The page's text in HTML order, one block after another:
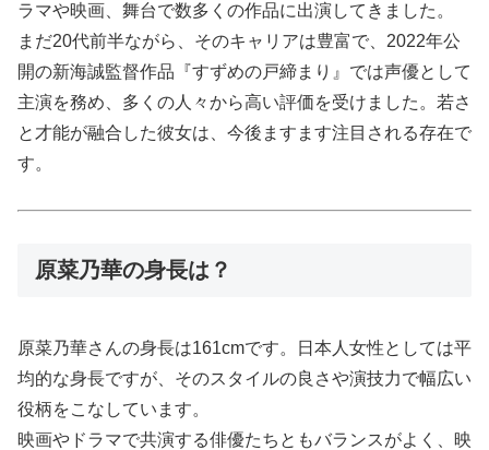
ラマや映画、舞台で数多くの作品に出演してきました。
まだ20代前半ながら、そのキャリアは豊富で、2022年公
開の新海誠監督作品『すずめの戸締まり』では声優として
主演を務め、多くの人々から高い評価を受けました。若さ
と才能が融合した彼女は、今後ますます注目される存在で
す。
原菜乃華の身長は？
原菜乃華さんの身長は161cmです。日本人女性としては平
均的な身長ですが、そのスタイルの良さや演技力で幅広い
役柄をこなしています。
映画やドラマで共演する俳優たちともバランスがよく、映